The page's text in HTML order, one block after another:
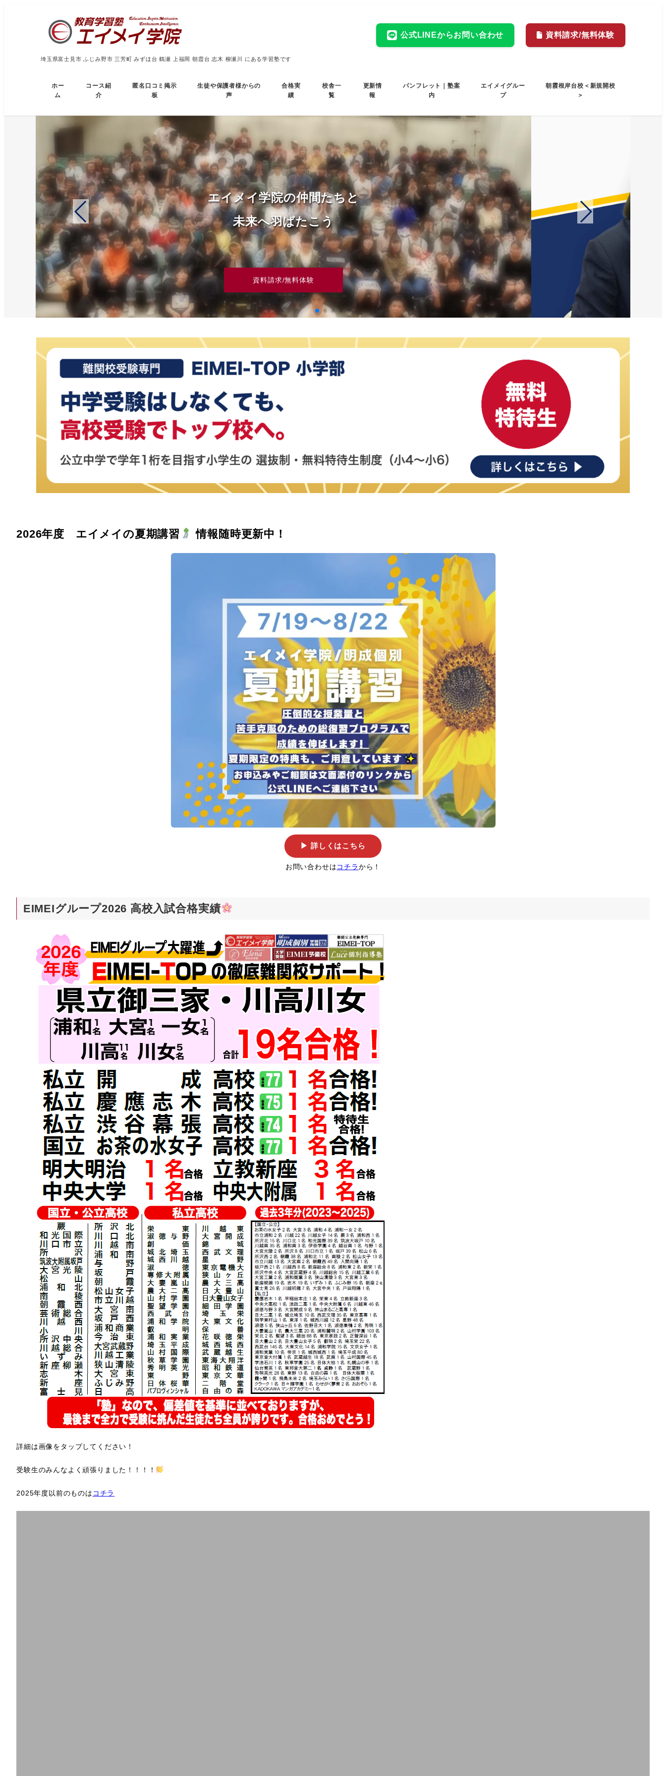
埼玉県富士見市 ふじみ野市 三芳町 みずほ台 鶴瀬 上福岡 朝霞台 志木 柳瀬川 にある学習塾です
公式LINEからお問い合わせ 資料請求/無料体験
ホー
ム
コース紹
介
匿名口コミ掲示
板
生徒や保護者様からの
声
合格実
績
校舎一
覧
更新情
報
パンフレット｜塾案
内
エイメイグルー
プ
朝霞根岸台校＜新規開校
＞
2026年度 エイメイの夏期講習 情報随時更新中！
▶ 詳しくはこちら
お問い合わせはコチラから！
EIMEIグループ2026 高校入試合格実績
詳細は画像をタップしてください！
受験生のみんなよく頑張りました！！！！
2025年度以前のものは コチラ